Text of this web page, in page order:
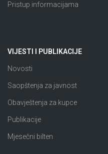
Pristup informacijama
VIJESTI I PUBLIKACIJE
Novosti
Saopštenja za javnost
Obavještenja za kupce
Publikacije
Mjesečni bilten